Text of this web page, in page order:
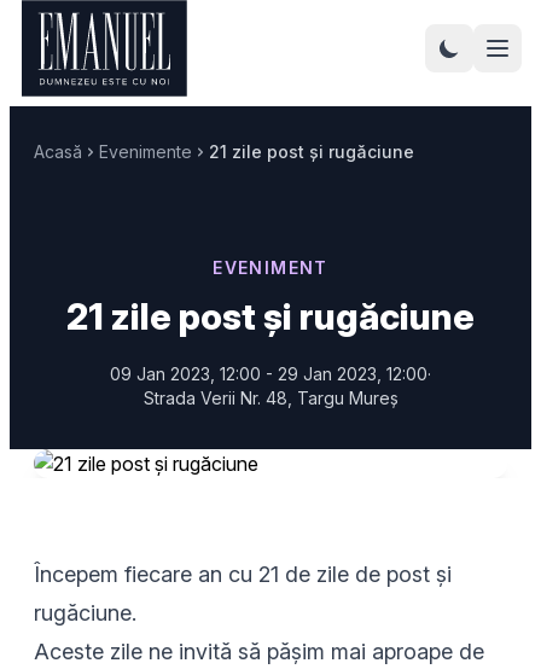
Acasă Evenimente 21 zile post și rugăciune
EVENIMENT
21 zile post și rugăciune
09 Jan 2023, 12:00 - 29 Jan 2023, 12:00·
Strada Verii Nr. 48, Targu Mureș
Începem fiecare an cu 21 de zile de post și
rugăciune.
Aceste zile ne invită să pășim mai aproape de